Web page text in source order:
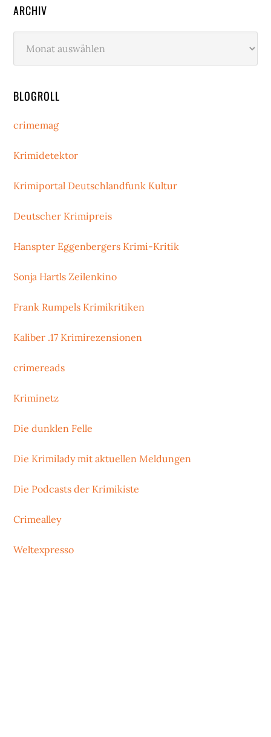
ARCHIV
BLOGROLL
crimemag
Krimidetektor
Krimiportal Deutschlandfunk Kultur
Deutscher Krimipreis
Hanspter Eggenbergers Krimi-Kritik
Sonja Hartls Zeilenkino
Frank Rumpels Krimikritiken
Kaliber .17 Krimirezensionen
crimereads
Kriminetz
Die dunklen Felle
Die Krimilady mit aktuellen Meldungen
Die Podcasts der Krimikiste
Crimealley
Weltexpresso